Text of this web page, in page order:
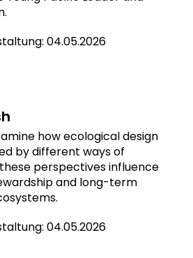
04.05.2026
how ecological design
by different ways of
perspectives influence
and long-term
04.05.2026